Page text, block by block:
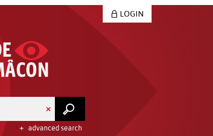
LOGIN
advanced search